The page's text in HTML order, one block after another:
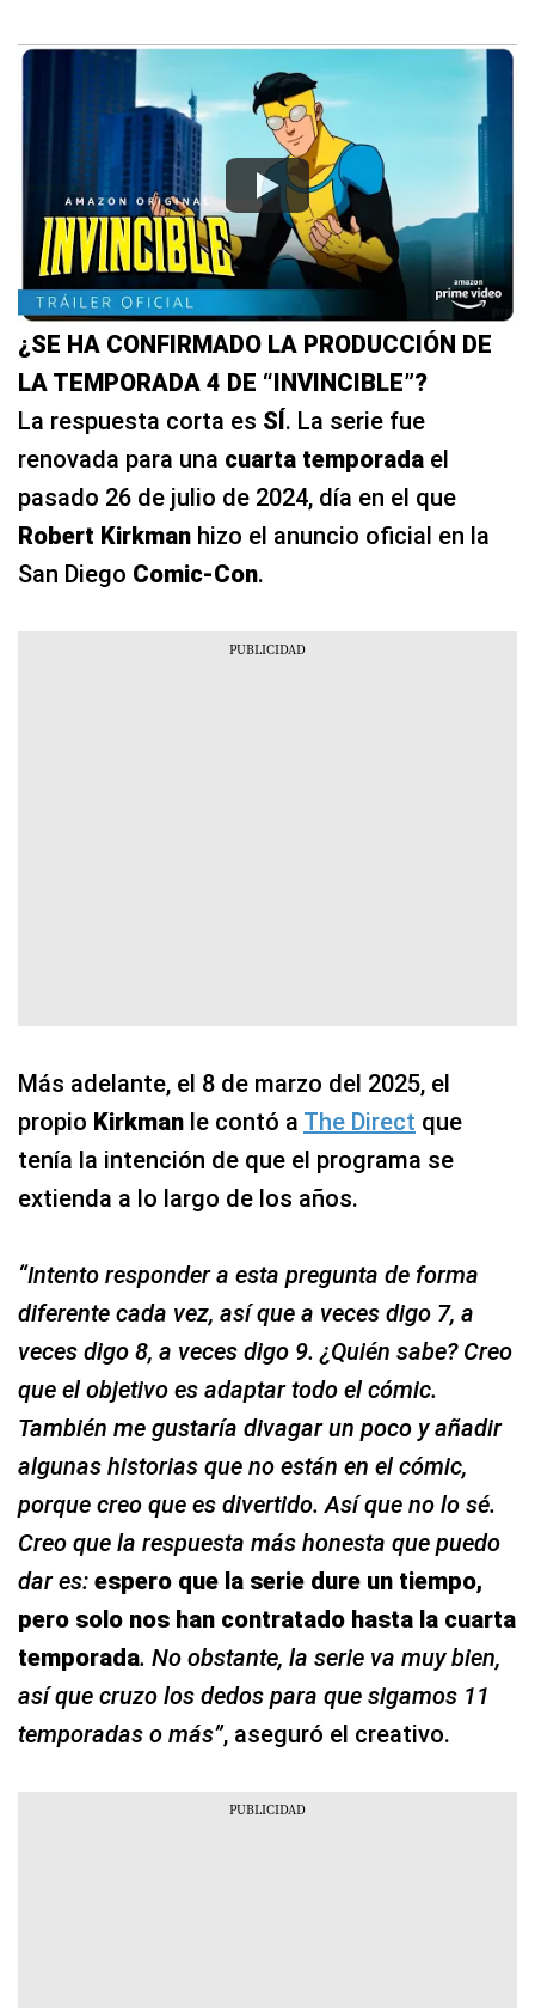
¿SE HA CONFIRMADO LA PRODUCCIÓN DE
LA TEMPORADA 4 DE “INVINCIBLE”?
La respuesta corta es SÍ. La serie fue
renovada para una cuarta temporada el
pasado 26 de julio de 2024, día en el que
Robert Kirkman hizo el anuncio oficial en la
San Diego Comic-Con.
Más adelante, el 8 de marzo del 2025, el
propio Kirkman le contó a The Direct que
tenía la intención de que el programa se
extienda a lo largo de los años.
“Intento responder a esta pregunta de forma
diferente cada vez, así que a veces digo 7, a
veces digo 8, a veces digo 9. ¿Quién sabe? Creo
que el objetivo es adaptar todo el cómic.
También me gustaría divagar un poco y añadir
algunas historias que no están en el cómic,
porque creo que es divertido. Así que no lo sé.
Creo que la respuesta más honesta que puedo
dar es: espero que la serie dure un tiempo,
pero solo nos han contratado hasta la cuarta
temporada. No obstante, la serie va muy bien,
así que cruzo los dedos para que sigamos 11
temporadas o más”, aseguró el creativo.